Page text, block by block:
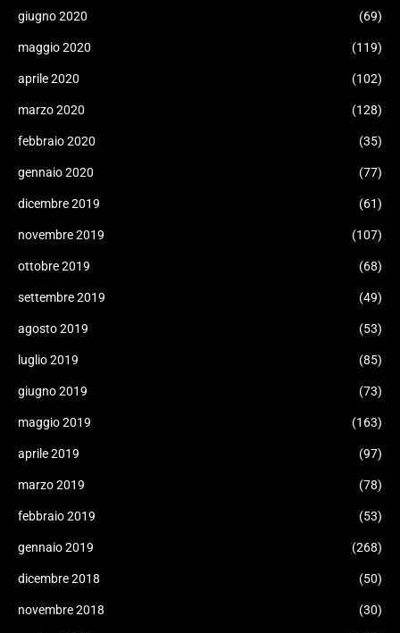
giugno 2020 (69)
maggio 2020 (119)
aprile 2020 (102)
marzo 2020 (128)
febbraio 2020 (35)
gennaio 2020 (77)
dicembre 2019 (61)
novembre 2019 (107)
ottobre 2019 (68)
settembre 2019 (49)
agosto 2019 (53)
luglio 2019 (85)
giugno 2019 (73)
maggio 2019 (163)
aprile 2019 (97)
marzo 2019 (78)
febbraio 2019 (53)
gennaio 2019 (268)
dicembre 2018 (50)
novembre 2018 (30)